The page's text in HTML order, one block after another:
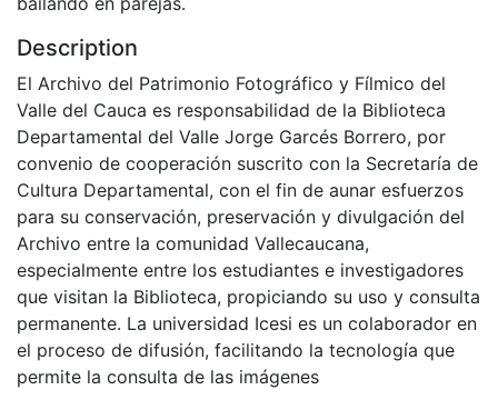
Description
El Archivo del Patrimonio Fotográfico y Fílmico del
Valle del Cauca es responsabilidad de la Biblioteca
Departamental del Valle Jorge Garcés Borrero, por
convenio de cooperación suscrito con la Secretaría de
Cultura Departamental, con el fin de aunar esfuerzos
para su conservación, preservación y divulgación del
Archivo entre la comunidad Vallecaucana,
especialmente entre los estudiantes e investigadores
que visitan la Biblioteca, propiciando su uso y consulta
permanente. La universidad Icesi es un colaborador en
el proceso de difusión, facilitando la tecnología que
permite la consulta de las imágenes